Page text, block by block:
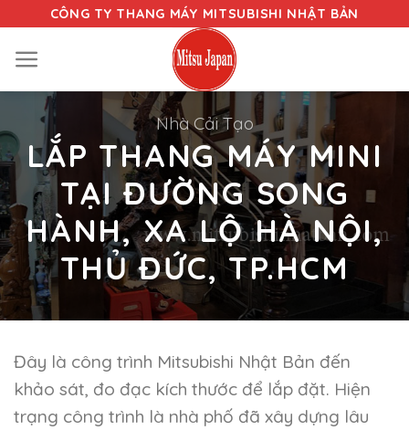
content
CÔNG TY THANG MÁY MITSUBISHI NHẬT BẢN
Nhà Cải Tạo
LẮP THANG MÁY MINI
TẠI ĐƯỜNG SONG
HÀNH, XA LỘ HÀ NỘI,
THỦ ĐỨC, TP.HCM
Đây là công trình Mitsubishi Nhật Bản đến
khảo sát, đo đạc kích thước để lắp đặt. Hiện
trạng công trình là nhà phố đã xây dựng lâu